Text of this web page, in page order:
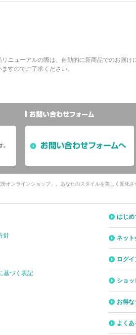
ューアルの際は、自動的に新商品でのお届け
すのでご了承ください。
オンラインショップ」。あなたのスタイルを美しく変化
針
基づく表記
はじめ
ネット
ログイ
ショ
お得な
よくあ